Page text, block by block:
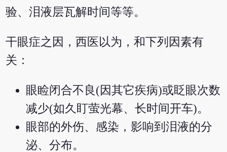
验、泪液层瓦解时间等等。
干眼症之因，西医以为，和下列因素有
关：
眼睑闭合不良(因其它疾病)或眨眼次数
减少(如久盯萤光幕、长时间开车)。
眼部的外伤、感染，影响到泪液的分
泌、分布。